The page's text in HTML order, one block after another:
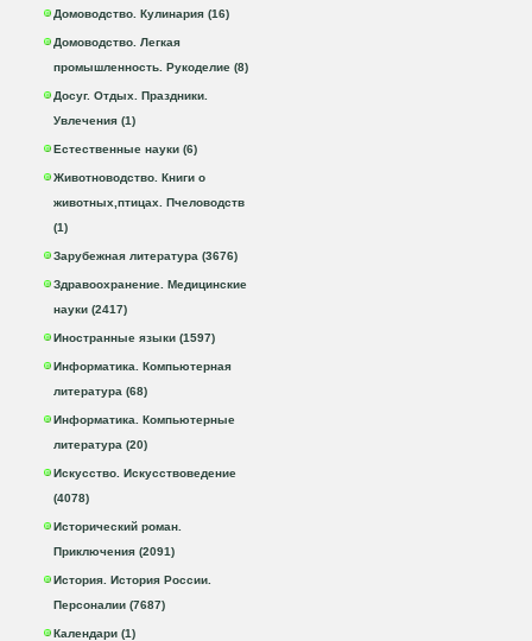
Домоводство. Кулинария (16)
Домоводство. Легкая
промышленность. Рукоделие (8)
Досуг. Отдых. Праздники.
Увлечения (1)
Естественные науки (6)
Животноводство. Книги о
животных,птицах. Пчеловодств
(1)
Зарубежная литература (3676)
Здравоохранение. Медицинские
науки (2417)
Иностранные языки (1597)
Информатика. Компьютерная
литература (68)
Информатика. Компьютерные
литература (20)
Искусство. Искусствоведение
(4078)
Исторический роман.
Приключения (2091)
История. История России.
Персоналии (7687)
Календари (1)